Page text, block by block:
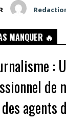
MANQUER 🔥
:
de
agents